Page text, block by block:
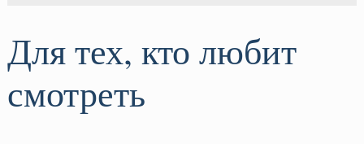
Для тех, кто любит
смотреть